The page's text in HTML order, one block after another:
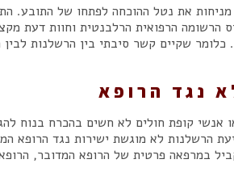
את נטל ההוכחה לפתחו של התובע.
הרשומה הרפואית הרלבנטית וחוות דעת
שקיים קשר סיבתי בין הרשלנות לבין
נגד הרופא
אנשי קופת חולים לא חשים בהכרח בנוח
הרשלנות לא מוגשת ישירות נגד הרופא
במרפאה פרטית של הרופא המדובר,